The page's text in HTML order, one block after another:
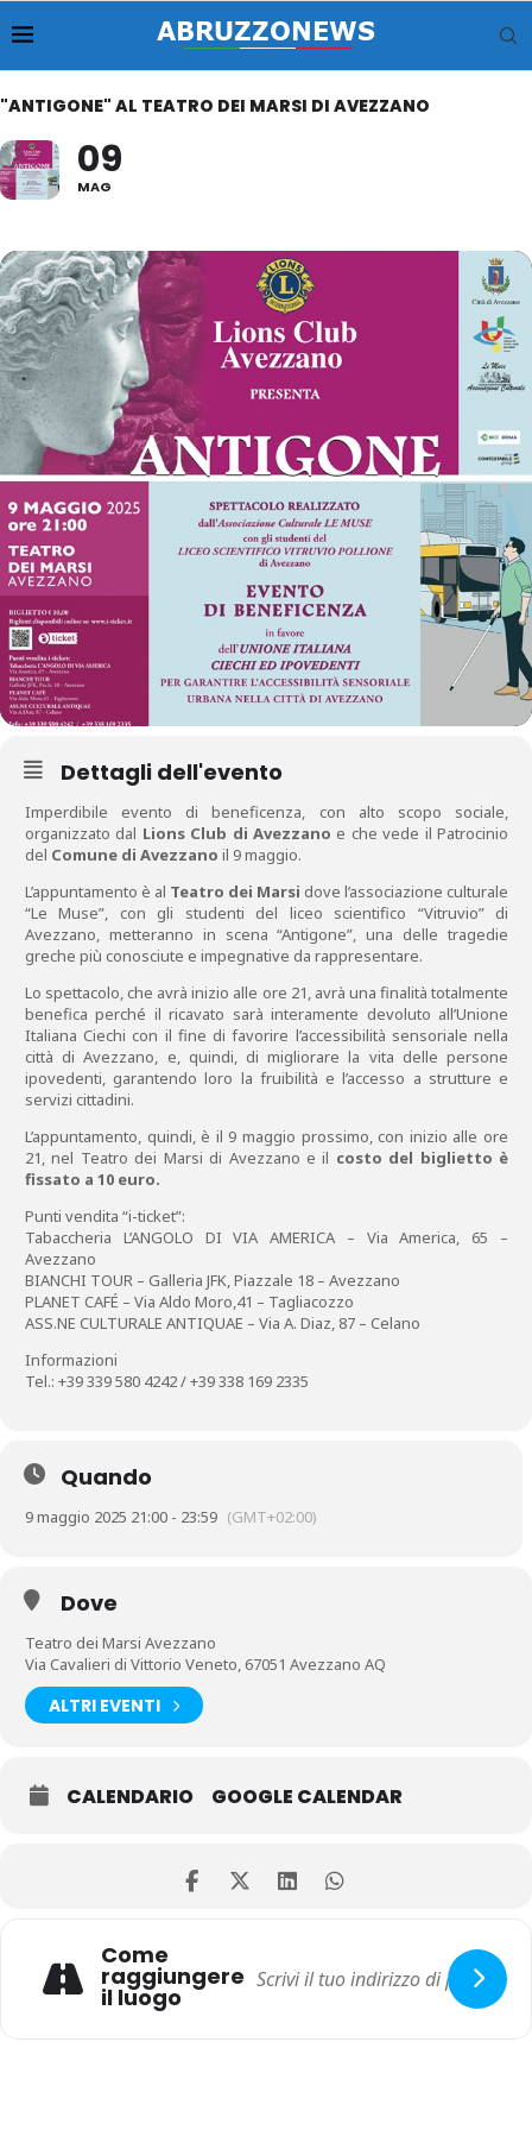
"ANTIGONE" AL TEATRO DEI MARSI DI AVEZZANO
09
MAG
Dettagli dell'evento
Imperdibile evento di beneficenza, con alto scopo sociale,
organizzato dal Lions Club di Avezzano e che vede il Patrocinio
del Comune di Avezzano il 9 maggio.
L’appuntamento è al Teatro dei Marsi dove l’associazione culturale
“Le Muse”, con gli studenti del liceo scientifico “Vitruvio” di
Avezzano, metteranno in scena “Antigone”, una delle tragedie
greche più conosciute e impegnative da rappresentare.
Lo spettacolo, che avrà inizio alle ore 21, avrà una finalità totalmente
benefica perché il ricavato sarà interamente devoluto all’Unione
Italiana Ciechi con il fine di favorire l’accessibilità sensoriale nella
città di Avezzano, e, quindi, di migliorare la vita delle persone
ipovedenti, garantendo loro la fruibilità e l’accesso a strutture e
servizi cittadini.
L’appuntamento, quindi, è il 9 maggio prossimo, con inizio alle ore
21, nel Teatro dei Marsi di Avezzano e il costo del biglietto è
fissato a 10 euro.
Punti vendita “i-ticket”:
Tabaccheria L’ANGOLO DI VIA AMERICA – Via America, 65 –
Avezzano
BIANCHI TOUR – Galleria JFK, Piazzale 18 – Avezzano
PLANET CAFÉ – Via Aldo Moro,41 – Tagliacozzo
ASS.NE CULTURALE ANTIQUAE – Via A. Diaz, 87 – Celano
Informazioni
Tel.: +39 339 580 4242 / +39 338 169 2335
Quando
9 maggio 2025 21:00 - 23:59 (GMT+02:00)
Dove
Teatro dei Marsi Avezzano
Via Cavalieri di Vittorio Veneto, 67051 Avezzano AQ
ALTRI EVENTI
CALENDARIO GOOGLE CALENDAR
Come
raggiungere
il luogo